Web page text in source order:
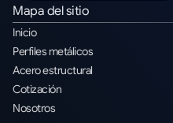
Mapa del sitio
Inicio
Perfiles metálicos
Acero estructural
Cotización
Nosotros